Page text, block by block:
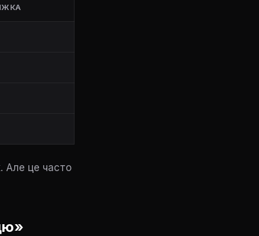
Але це часто